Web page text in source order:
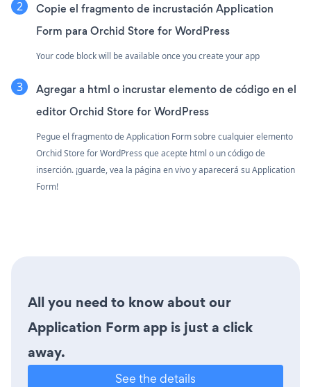
Copie el fragmento de incrustación Application
Form para Orchid Store for WordPress
Your code block will be available once you create your app
Agregar a html o incrustar elemento de código en el
editor Orchid Store for WordPress
Pegue el fragmento de Application Form sobre cualquier elemento
Orchid Store for WordPress que acepte html o un código de
inserción. ¡guarde, vea la página en vivo y aparecerá su Application
Form!
All you need to know about our
Application Form app is just a click
away.
See the details